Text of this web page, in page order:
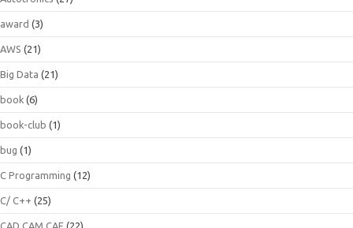
award (3)
AWS (21)
Big Data (21)
book (6)
book-club (1)
bug (1)
C Programming (12)
C/ C++ (25)
CAD CAM CAE (22)